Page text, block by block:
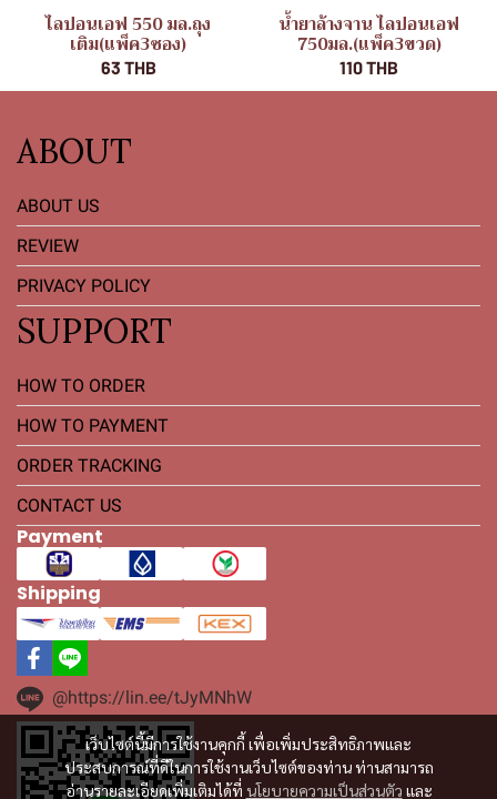
ไลปอนเอฟ 550 มล.ถุง
เติม(แพ็ค3ซอง)
63 THB
น้ำยาล้างจาน ไลปอนเอฟ
750มล.(แพ็ค3ขวด)
110 THB
เว็บไซต์นี้มีการใช้งานคุกกี้ เพื่อเพิ่มประสิทธิภาพและ
ประสบการณ์ที่ดีในการใช้งานเว็บไซต์ของท่าน ท่านสามารถ
อ่านรายละเอียดเพิ่มเติมได้ที่ นโยบายความเป็นส่วนตัว และ
ABOUT
ABOUT US
REVIEW
PRIVACY POLICY
SUPPORT
HOW TO ORDER
HOW TO PAYMENT
ORDER TRACKING
CONTACT US
Payment
Shipping
@https://lin.ee/tJyMNhW